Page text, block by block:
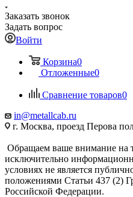
Заказать звонок
Задать вопрос
Войти
Корзина0
Отложенные0
Сравнение товаров0
in@metallcab.ru
г. Москва, проезд Перова
Обращаем ваше внимание на
исключительно
условиях не является
положениями Статьи 437 (2)
Российской Федерации.